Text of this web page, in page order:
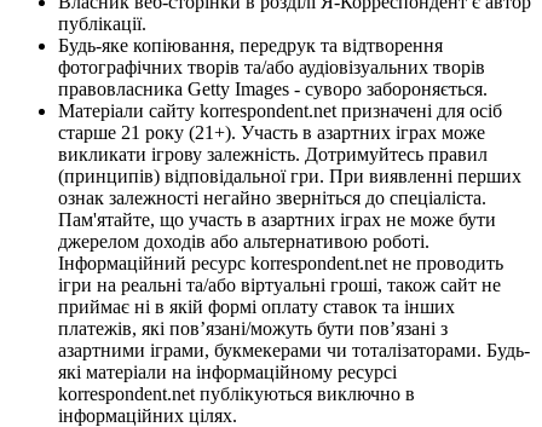
публікації.
Будь-яке копіювання, передрук та відтворення
фотографічних творів та/або аудіовізуальних творів
правовласника Getty Images - суворо забороняється.
Матеріали сайту korrespondent.net призначені для осіб
старше 21 року (21+). Участь в азартних іграх може
викликати ігрову залежність. Дотримуйтесь правил
(принципів) відповідальної гри. При виявленні перших
ознак залежності негайно зверніться до спеціаліста.
Пам'ятайте, що участь в азартних іграх не може бути
джерелом доходів або альтернативою роботі.
Інформаційний ресурс korrespondent.net не проводить
ігри на реальні та/або віртуальні гроші, також сайт не
приймає ні в якій формі оплату ставок та інших
платежів, які пов’язані/можуть бути пов’язані з
азартними іграми, букмекерами чи тоталізаторами. Будь-
які матеріали на інформаційному ресурсі
korrespondent.net публікуються виключно в
інформаційних цілях.